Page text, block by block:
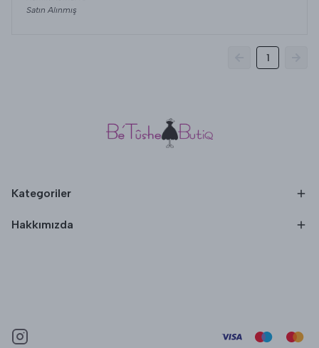
Satın Alınmış
1
Kategoriler
Hakkımızda